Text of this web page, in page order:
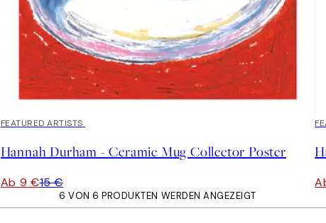
40%*
FEATURED ARTISTS
Hannah Durham - Ceramic Mug Collector Poster
Ab 9 €15 €
6 VON 6 PRODUKTEN WERDEN ANGEZEIGT